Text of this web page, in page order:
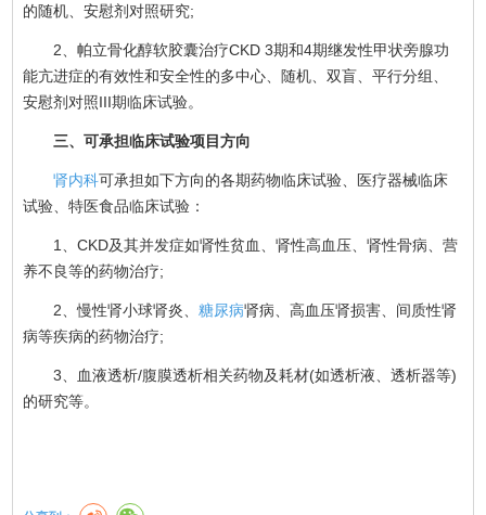
的随机、安慰剂对照研究;
2、帕立骨化醇软胶囊治疗CKD 3期和4期继发性甲状旁腺功
能亢进症的有效性和安全性的多中心、随机、双盲、平行分组、
安慰剂对照III期临床试验。
三、可承担临床试验项目方向
肾内科可承担如下方向的各期药物临床试验、医疗器械临床
试验、特医食品临床试验：
1、CKD及其并发症如肾性贫血、肾性高血压、肾性骨病、营
养不良等的药物治疗;
2、慢性肾小球肾炎、糖尿病肾病、高血压肾损害、间质性肾
病等疾病的药物治疗;
3、血液透析/腹膜透析相关药物及耗材(如透析液、透析器等)
的研究等。